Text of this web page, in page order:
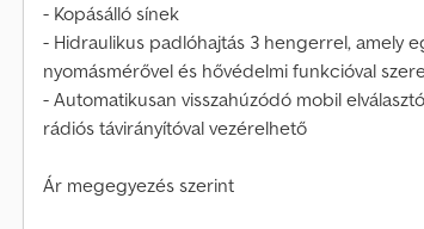
- Kopásálló sínek
- Hidraulikus padlóhajtás 3 hengerrel, amely
nyomásmérővel és hővédelmi funkcióval
- Automatikusan visszahúzódó mobil
rádiós távirányítóval vezérelhető
Ár megegyezés szerint